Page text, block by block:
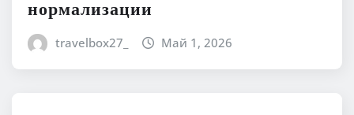
нормализации
travelbox27_ Май 1, 2026